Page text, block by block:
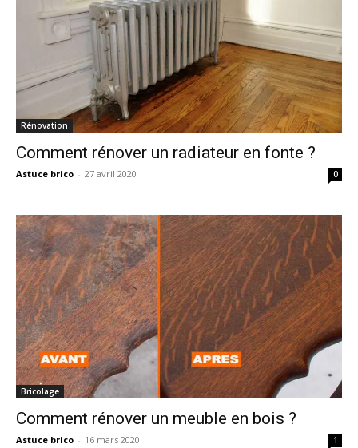
Rénovation
Comment rénover un radiateur en fonte ?
Astuce brico - 27 avril 2020 0
Bricolage
Comment rénover un meuble en bois ?
Astuce brico - 16 mars 2020 1